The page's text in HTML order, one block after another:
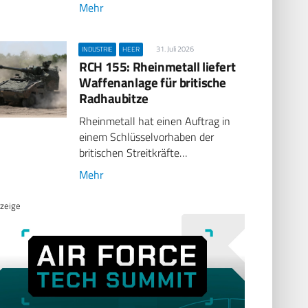
Mehr
INDUSTRIE HEER 31. Juli 2026
RCH 155: Rheinmetall liefert
Waffenanlage für britische
Radhaubitze
Rheinmetall hat einen Auftrag in
einem Schlüsselvorhaben der
britischen Streitkräfte…
Mehr